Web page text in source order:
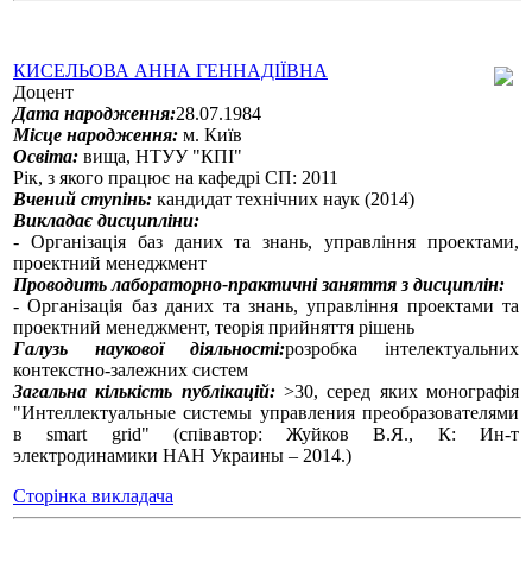
КИСЕЛЬОВА АННА ГЕННАДІЇВНА
Доцент
Дата народження:28.07.1984
Місце народження: м. Київ
Освіта: вища, НТУУ "КПІ"
Рік, з якого працює на кафедрі СП: 2011
Вчений ступінь: кандидат технічних наук (2014)
Викладає дисципліни:
- Організація баз даних та знань, управління проектами,
проектний менеджмент
Проводить лабораторно-практичні заняття з дисциплін:
- Організація баз даних та знань, управління проектами та
проектний менеджмент, теорія прийняття рішень
Галузь наукової діяльності:розробка інтелектуальних
контекстно-залежних систем
Загальна кількість публікацій:>30, серед яких монографія
"Интеллектуальные системы управления преобразователями
в smart grid" (співавтор: Жуйков В.Я., К: Ин-т
электродинамики НАН Украины – 2014.)
Сторінка викладача